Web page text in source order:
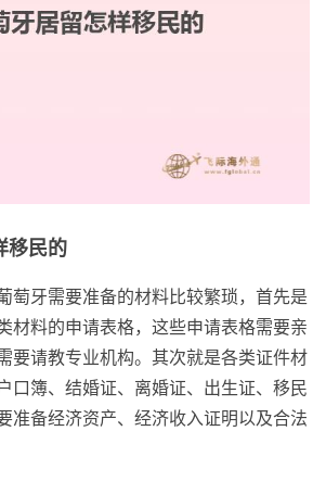
移民的
萄牙需要准备的材料比较繁琐，首先是
材料的申请表格，这些申请表格需要亲
要请教专业机构。其次就是各类证件材
口簿、结婚证、离婚证、出生证、移民
准备经济资产、经济收入证明以及合法